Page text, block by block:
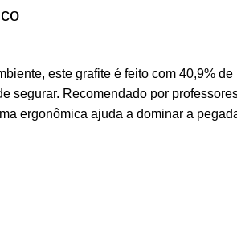
este grafite é feito com 40,9%
segurar. Recomendado por
ergonômica ajuda a dominar a